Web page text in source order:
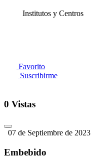
Institutos y Centros
Favorito
Suscribirme
0 Vistas
07 de Septiembre de 2023
Embebido